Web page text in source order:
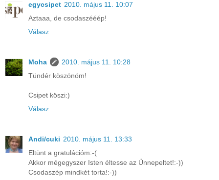
egycsipet 2010. május 11. 10:07
Aztaaa, de csodaszééép!
Válasz
Moha
2010. május 11. 10:28
Tündér köszönöm!
Csipet köszi:)
Válasz
Andi/cuki 2010. május 11. 13:33
Eltünt a gratulációm:-(
Akkor mégegyszer Isten éltesse az Ünnepeltet!:-))
Csodaszép mindkét torta!:-))